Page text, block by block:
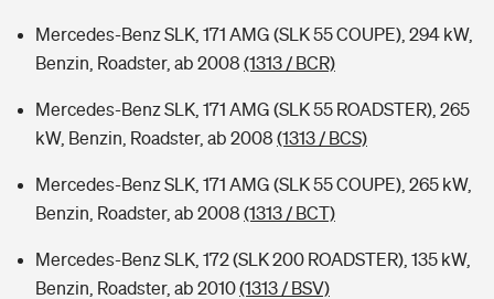
Mercedes-Benz SLK, 171 AMG (SLK 55 COUPE), 294 kW,
Benzin, Roadster, ab 2008 (1313 / BCR)
Mercedes-Benz SLK, 171 AMG (SLK 55 ROADSTER), 265
kW, Benzin, Roadster, ab 2008 (1313 / BCS)
Mercedes-Benz SLK, 171 AMG (SLK 55 COUPE), 265 kW,
Benzin, Roadster, ab 2008 (1313 / BCT)
Mercedes-Benz SLK, 172 (SLK 200 ROADSTER), 135 kW,
Benzin, Roadster, ab 2010(1313 / BSV)